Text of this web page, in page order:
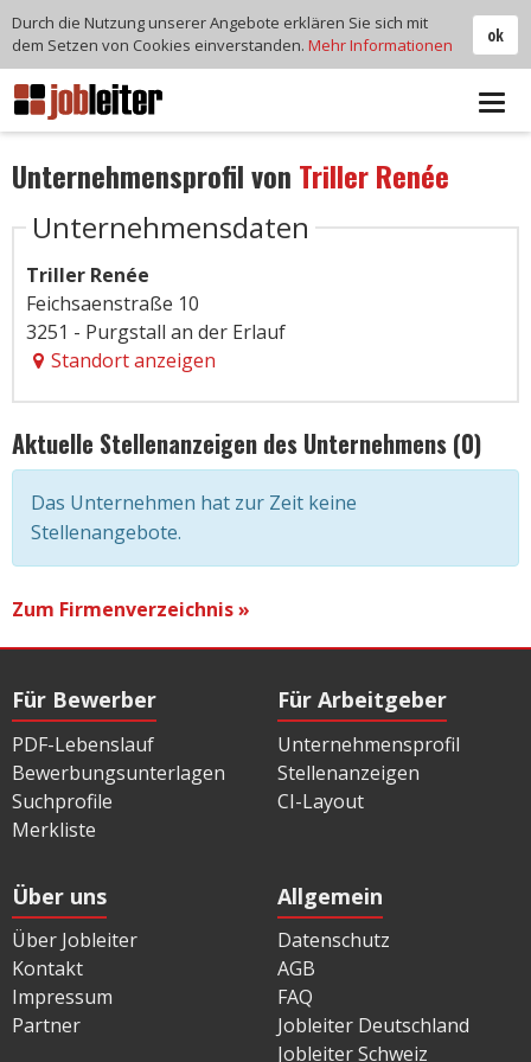
Unternehmensprofil von Triller Renée
Unternehmensdaten
Triller Renée
Feichsaenstraße 10
3251 - Purgstall an der Erlauf
Standort anzeigen
Aktuelle Stellenanzeigen des Unternehmens (0)
Das Unternehmen hat zur Zeit keine
Stellenangebote.
Zum Firmenverzeichnis »
Für Bewerber
PDF-Lebenslauf
Bewerbungsunterlagen
Suchprofile
Merkliste
Für Arbeitgeber
Unternehmensprofil
Stellenanzeigen
CI-Layout
Über uns
Über Jobleiter
Kontakt
Impressum
Partner
Allgemein
Datenschutz
AGB
FAQ
Jobleiter Deutschland
Jobleiter Schweiz
ok
Durch die Nutzung unserer Angebote erklären Sie sich mit
dem Setzen von Cookies einverstanden. Mehr Informationen